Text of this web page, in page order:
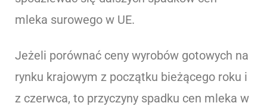
mleka surowego w UE.
Jeżeli porównać ceny wyrobów gotowych na
rynku krajowym z początku bieżącego roku i
z czerwca, to przyczyny spadku cen mleka w